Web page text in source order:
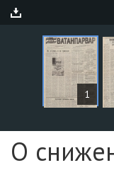
1
ARTICLES
Page №1
О